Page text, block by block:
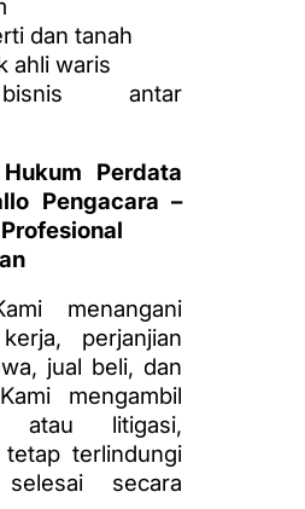
dan tanah
ahli waris
antar
Perdata
Pengacara –
menangani
perjanjian
jual beli, dan
mengambil
atau litigasi,
terlindungi
secara